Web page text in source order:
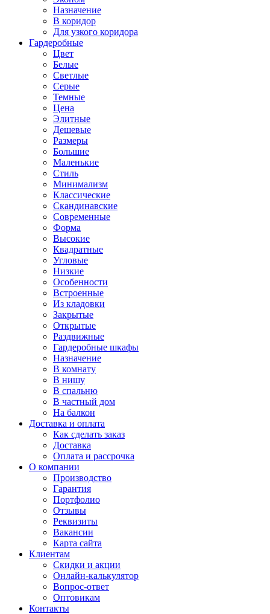
Назначение
В коридор
Для узкого коридора
Гардеробные
Цвет
Белые
Светлые
Серые
Темные
Цена
Элитные
Дешевые
Размеры
Большие
Маленькие
Стиль
Минимализм
Классические
Скандинавские
Современные
Форма
Высокие
Квадратные
Угловые
Низкие
Особенности
Встроенные
Из кладовки
Закрытые
Открытые
Раздвижные
Гардеробные шкафы
Назначение
В комнату
В нишу
В спальню
В частный дом
На балкон
Доставка и оплата
Как сделать заказ
Доставка
Оплата и рассрочка
О компании
Производство
Гарантия
Портфолио
Отзывы
Реквизиты
Вакансии
Карта сайта
Клиентам
Скидки и акции
Онлайн-калькулятор
Вопрос-ответ
Оптовикам
Контакты